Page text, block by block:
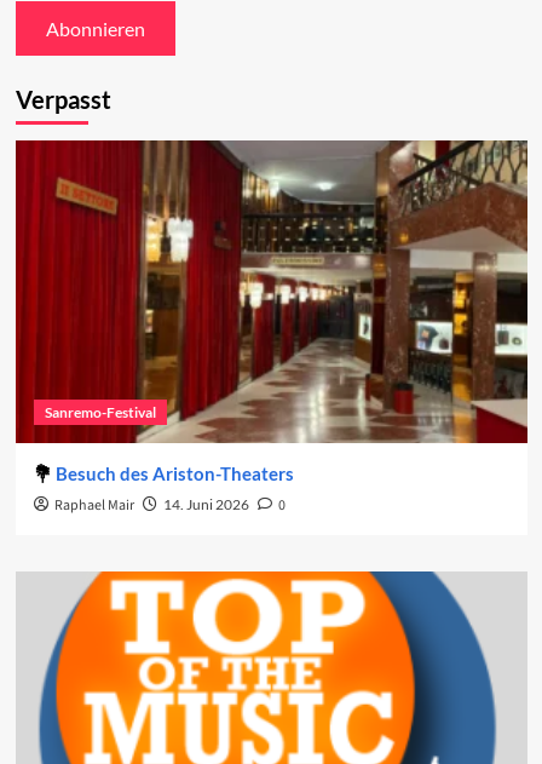
Verpasst
Sanremo-Festival
Besuch des Ariston-Theaters
Raphael Mair 14. Juni 2026 0